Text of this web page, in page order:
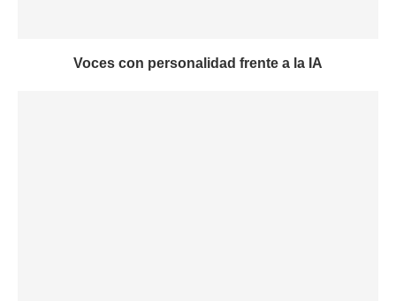
Voces con personalidad frente a la IA